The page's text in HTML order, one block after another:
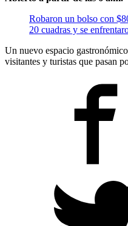
Robaron un bolso con
20 cuadras y se
Un nuevo espacio
visitantes y turistas que pasan